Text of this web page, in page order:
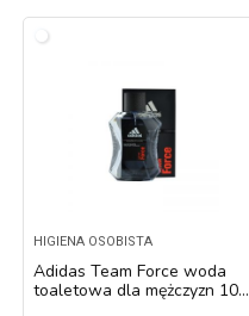
HIGIENA OSOBISTA
Adidas Team Force woda
toaletowa dla mężczyzn 100